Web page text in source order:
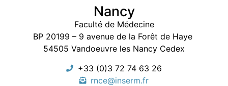
Nancy
Faculté de Médecine
BP 20199 – 9 avenue de la Forêt de Haye
54505 Vandoeuvre les Nancy Cedex
+33 (0)3 72 74 63 26
rnce@inserm.fr